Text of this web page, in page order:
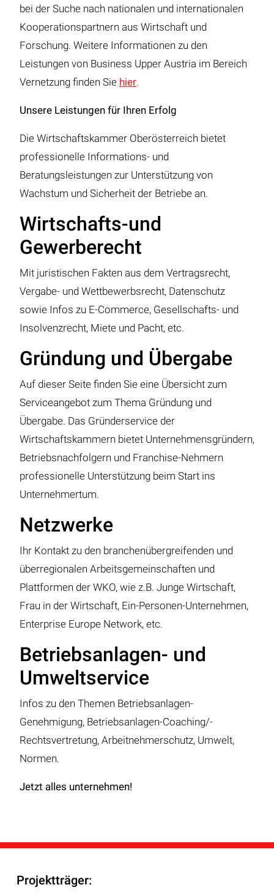
bei der Suche nach nationalen und internationalen
Kooperationspartnern aus Wirtschaft und
Forschung. Weitere Informationen zu den
Leistungen von Business Upper Austria im Bereich
Vernetzung finden Sie hier.
Unsere Leistungen für Ihren Erfolg
Die Wirtschaftskammer Oberösterreich bietet
professionelle Informations- und
Beratungsleistungen zur Unterstützung von
Wachstum und Sicherheit der Betriebe an.
Wirtschafts-und
Gewerberecht
Mit juristischen Fakten aus dem Vertragsrecht,
Vergabe- und Wettbewerbsrecht, Datenschutz
sowie Infos zu E-Commerce, Gesellschafts- und
Insolvenzrecht, Miete und Pacht, etc.
Gründung und Übergabe
Auf dieser Seite finden Sie eine Übersicht zum
Serviceangebot zum Thema Gründung und
Übergabe. Das Gründerservice der
Wirtschaftskammern bietet Unternehmensgründern,
Betriebsnachfolgern und Franchise-Nehmern
professionelle Unterstützung beim Start ins
Unternehmertum.
Netzwerke
Ihr Kontakt zu den branchenübergreifenden und
überregionalen Arbeitsgemeinschaften und
Plattformen der WKO, wie z.B. Junge Wirtschaft,
Frau in der Wirtschaft, Ein-Personen-Unternehmen,
Enterprise Europe Network, etc.
Betriebsanlagen- und
Umweltservice
Infos zu den Themen Betriebsanlagen-
Genehmigung, Betriebsanlagen-Coaching/-
Rechtsvertretung, Arbeitnehmerschutz, Umwelt,
Normen.
Jetzt alles unternehmen!
Projektträger: